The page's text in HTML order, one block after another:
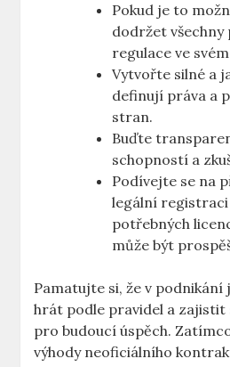
Pokud je to
dodržet všechny
regulace ve
Vytvořte silné a
definují práva a
stran.
Buďte
schopností a
Podívejte se na
legální
potřebných
může být
Pamatujte si, že v podnikání
hrát podle pravidel a zajistit
pro budoucí úspěch.
výhody neoficiálního